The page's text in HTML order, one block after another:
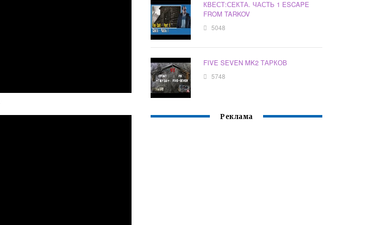
КВЕСТ:СЕКТА. ЧАСТЬ 1 ESCAPE
FROM TARKOV
5048
FIVE SEVEN MK2 ТАРКОВ
5748
Реклама